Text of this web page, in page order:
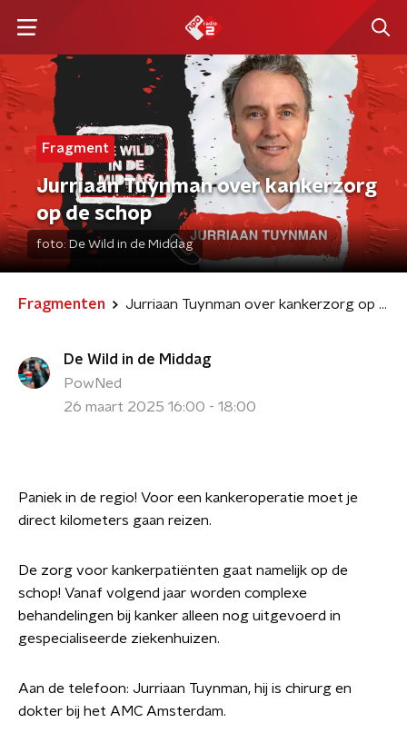
Fragment
Jurriaan Tuynman over kankerzorg
op de schop
foto:De Wild in de Middag
Fragmenten Jurriaan Tuynman over kankerzorg op de schop
De Wild in de Middag
PowNed
26 maart 2025 16:00 - 18:00
Paniek in de regio! Voor een kankeroperatie moet je
direct kilometers gaan reizen.
De zorg voor kankerpatiënten gaat namelijk op de
schop! Vanaf volgend jaar worden complexe
behandelingen bij kanker alleen nog uitgevoerd in
gespecialiseerde ziekenhuizen.
Aan de telefoon: Jurriaan Tuynman, hij is chirurg en
dokter bij het AMC Amsterdam.